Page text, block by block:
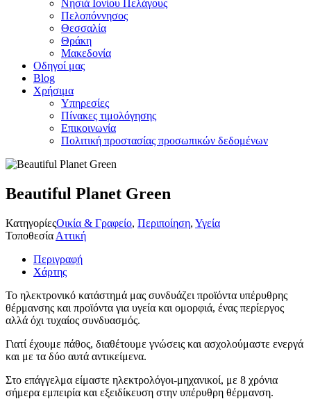
Νησιά Ιονίου Πελάγους
Πελοπόννησος
Θεσσαλία
Θράκη
Μακεδονία
Οδηγοί μας
Blog
Χρήσιμα
Υπηρεσίες
Πίνακες τιμολόγησης
Επικοινωνία
Πολιτική προστασίας προσωπικών δεδομένων
Beautiful Planet Green
ΚατηγορίεςΟικία & Γραφείο, Περιποίηση, Υγεία
Τοποθεσία Αττική
Περιγραφή
Χάρτης
Το ηλεκτρονικό κατάστημά μας συνδυάζει προϊόντα υπέρυθρης
θέρμανσης και προϊόντα για υγεία και ομορφιά, ένας περίεργος
αλλά όχι τυχαίος συνδυασμός.
Γιατί έχουμε πάθος, διαθέτουμε γνώσεις και ασχολούμαστε ενεργά
και με τα δύο αυτά αντικείμενα.
Στο επάγγελμα είμαστε ηλεκτρολόγοι-μηχανικοί, με 8 χρόνια
σήμερα εμπειρία και εξειδίκευση στην υπέρυθρη θέρμανση.